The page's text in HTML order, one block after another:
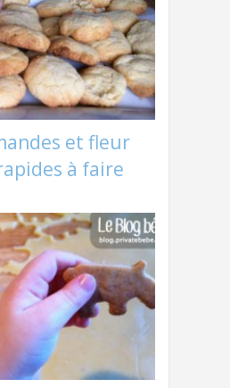
et fleur
à faire